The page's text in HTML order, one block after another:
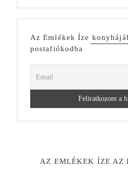
Az Emlékek Íze
postafiókodba
AZ EMLÉKEK ÍZE AZ